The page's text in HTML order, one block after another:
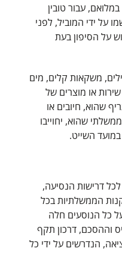
במלואם, עבור טובין
על ידי המוביל, לפני
על הסיפון בעת
משקאות קלים, מים
או מוצרים של
שהוא, חיובים או
שהוא, יחוייבו
השייט.
לכל דרישות הנסיעה,
הממשלתיות בכל
כל הנוסעים חלה
וההסכם, דרכון תקף
הנדרשים על ידי כל